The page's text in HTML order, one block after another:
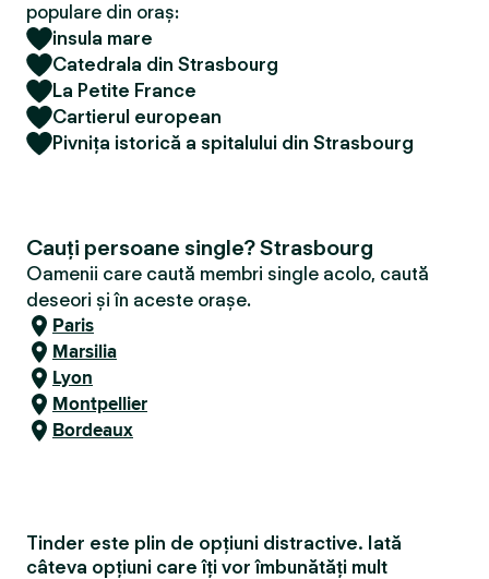
populare din oraș:
insula mare
Catedrala din Strasbourg
La Petite France
Cartierul european
Pivnița istorică a spitalului din Strasbourg
Cauți persoane single? Strasbourg
Oamenii care caută membri single acolo, caută
deseori și în aceste orașe.
Paris
Marsilia
Lyon
Montpellier
Bordeaux
Tinder este plin de opțiuni distractive. Iată
câteva opțiuni care îți vor îmbunătăți mult